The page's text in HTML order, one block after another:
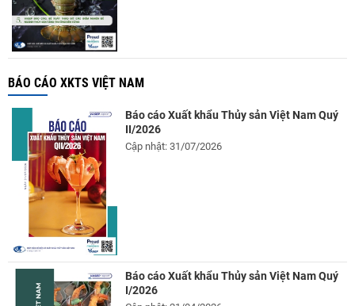
BÁO CÁO XKTS VIỆT NAM
Báo cáo Xuất khẩu Thủy sản Việt Nam Quý
II/2026
Cập nhật: 31/07/2026
Báo cáo Xuất khẩu Thủy sản Việt Nam Quý
I/2026